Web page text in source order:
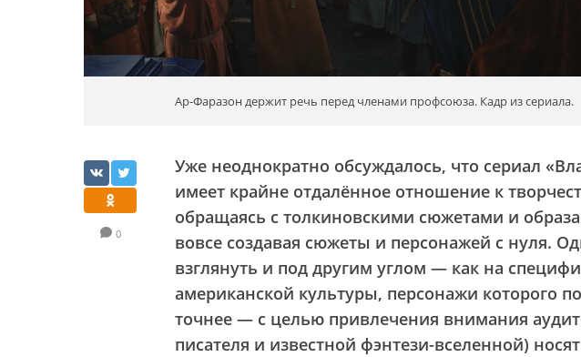
Ар-Фаразон держит речь перед членами профсоюза. Кадр из сериала.
0
Уже неоднократно обсуждалось, что сериал
имеет крайне отдалённое отношение к
обращаясь с толкиновскими сюжетами и
вовсе создавая сюжеты и персонажей с нуля.
взглянуть и под другим углом — как на
американской культуры, персонажи которого
точнее — с целью привлечения внимания
писателя и известной фэнтези-вселенной)